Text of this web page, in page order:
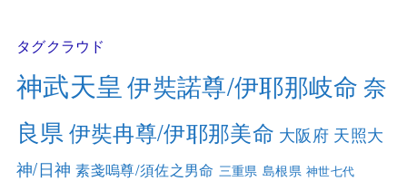
タグクラウド
神武天皇 伊奘諾尊/伊耶那岐命 奈
良県 伊奘冉尊/伊耶那美命 大阪府 天照大
神/日神 素戔嗚尊/須佐之男命 三重県 島根県 神世七代